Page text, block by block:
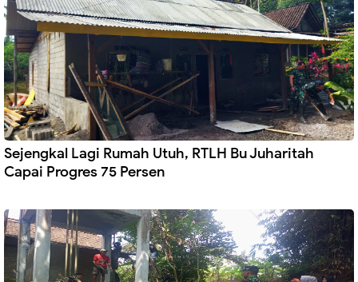
Sejengkal Lagi Rumah Utuh, RTLH Bu Juharitah
Capai Progres 75 Persen